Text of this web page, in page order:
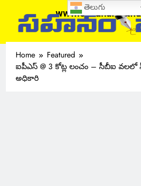
Home
Featured
ఐపీఎస్ @ 3 కోట్ల లంచం – సీబీఐ
అధికారి
తెలుగు